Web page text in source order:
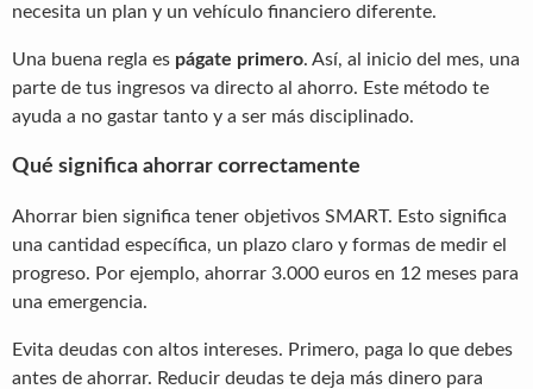
necesita un plan y un vehículo financiero diferente.
Una buena regla es págate primero. Así, al inicio del mes, una
parte de tus ingresos va directo al ahorro. Este método te
ayuda a no gastar tanto y a ser más disciplinado.
Qué significa ahorrar correctamente
Ahorrar bien significa tener objetivos SMART. Esto significa
una cantidad específica, un plazo claro y formas de medir el
progreso. Por ejemplo, ahorrar 3.000 euros en 12 meses para
una emergencia.
Evita deudas con altos intereses. Primero, paga lo que debes
antes de ahorrar. Reducir deudas te deja más dinero para